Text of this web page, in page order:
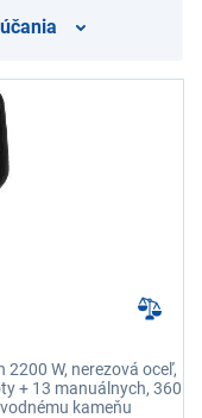
W, nerezová oceľ,
+ 13 manuálnych, 360
kameňu